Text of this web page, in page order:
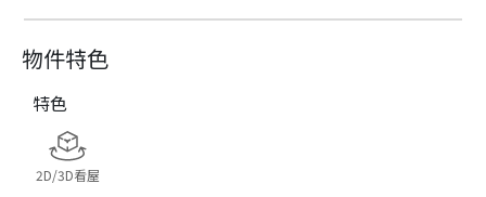
物件特色
特色
2D/3D看屋